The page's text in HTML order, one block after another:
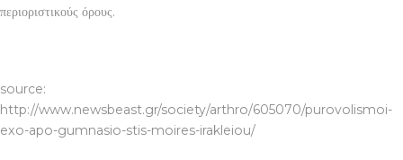
περιοριστικούς όρους.
source:
http://www.newsbeast.gr/society/arthro/605070/purovolismoi-
exo-apo-gumnasio-stis-moires-irakleiou/